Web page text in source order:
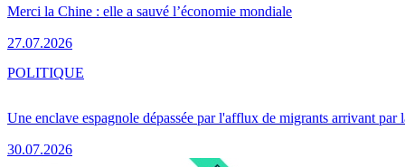
Merci la Chine : elle a sauvé l’économie mondiale
27.07.2026
Une enclave espagnole dépassée par l'afflux de migrants arrivant par
30.07.2026
POLITIQUE